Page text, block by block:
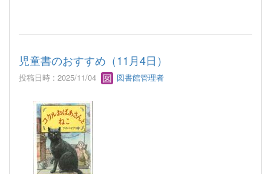
児童書のおすすめ（11月4日）
投稿日時 : 2025/11/04 図書館管理者